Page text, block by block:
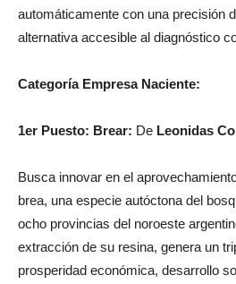
automáticamente con una precisión
alternativa accesible al diagnóstico
Categoría Empresa Naciente:
1er Puesto: Brear: De Leonidas
Busca innovar en el
brea, una especie autóctona del
ocho provincias del noroeste
extracción de su resina, genera un
prosperidad económica, desarrollo